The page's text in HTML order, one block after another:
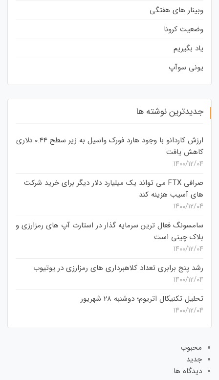
وبینار های هفتگی
وضعیت کرونا
یاد بگیریم
یونی سوآپ
جدیدترین نوشته ها
ارزش کاردانو با وجود هارد فورک واسیل به زیر سطح 0.44 دلاری
کاهش یافت
۱۴۰۰/۱۲/۰۴
صرافی FTX می تواند یک میلیارد دلار دیگر برای خرید شرکت
های آسیب هزینه کند
۱۴۰۰/۱۲/۰۴
سامسونگ فعال‌ ترین سرمایه‌ گذار در استارت‌ آپ‌ های رمزارزی و
بلاک چینی است
۱۴۰۰/۱۲/۰۴
رشد پنج برابری تعداد کلاهبرداری های رمزارزی در یوتیوب
۱۴۰۰/۱۲/۰۴
تحلیل تکنیکال اتریوم؛ دوشنبه 28 شهریور
۱۴۰۰/۱۲/۰۴
محبوب
جدید
دیدگاه ها